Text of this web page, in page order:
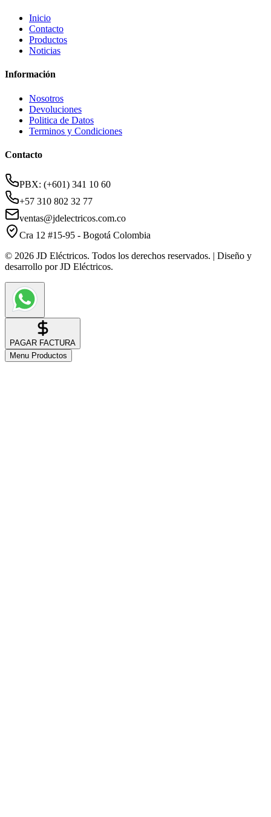
Inicio
Contacto
Productos
Noticias
Información
Nosotros
Devoluciones
Politica de Datos
Terminos y Condiciones
Contacto
PBX: (+601) 341 10 60
+57 310 802 32 77
ventas@jdelectricos.com.co
Cra 12 #15-95 - Bogotá Colombia
© 2026 JD Eléctricos. Todos los derechos reservados. | Diseño y
desarrollo por JD Eléctricos.
PAGAR FACTURA
Menu Productos